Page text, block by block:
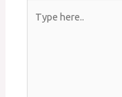
here..